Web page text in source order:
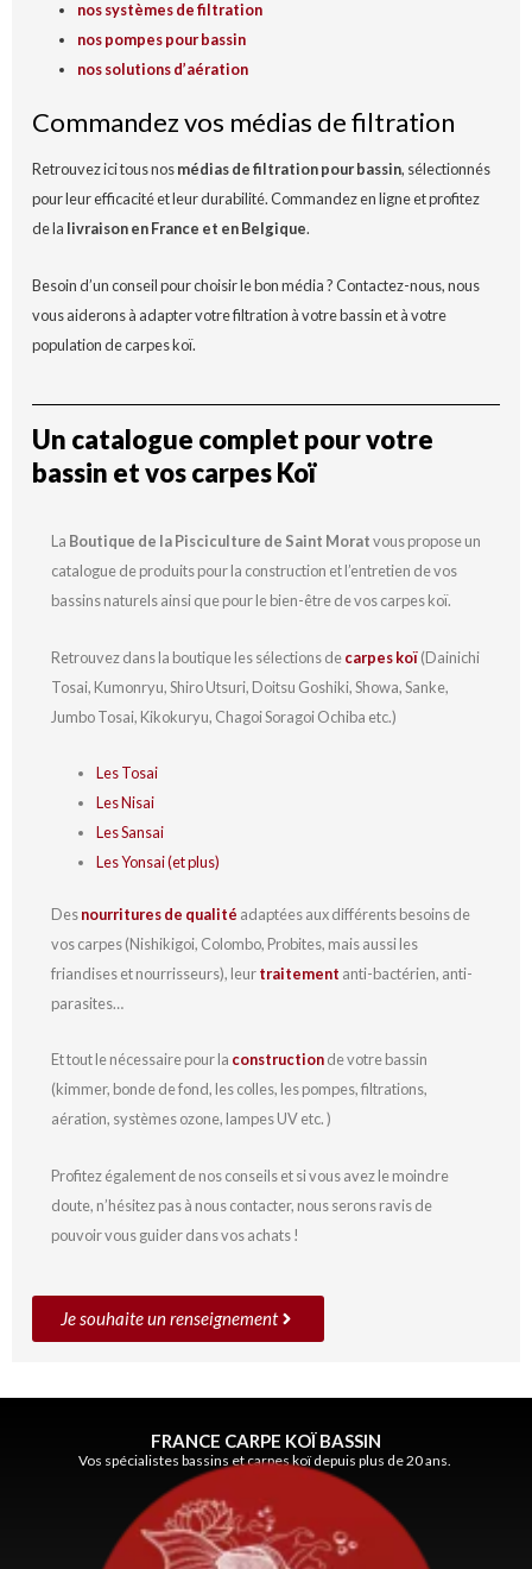
nos systèmes de filtration
nos pompes pour bassin
nos solutions d’aération
Commandez vos médias de filtration
Retrouvez ici tous nosmédias de filtration pour bassin, sélectionnés
pour leur efficacité et leur durabilité. Commandez en ligne et profitez
de la livraison en France et en Belgique.
Besoin d’un conseil pour choisir le bon média ? Contactez-nous, nous
vous aiderons à adapter votre filtration à votre bassin et à votre
population de carpes koï.
Un catalogue complet pour votre
bassin et vos carpes Koï
La Boutique de la Pisciculture de Saint Moratvous propose un
catalogue de produits pour la construction et l’entretien de vos
bassins naturels ainsi que pour le bien-être de vos carpes koï.
Retrouvez dans la boutique les sélections decarpes koï(Dainichi
Tosai, Kumonryu, Shiro Utsuri, Doitsu Goshiki, Showa, Sanke,
Jumbo Tosai, Kikokuryu, Chagoi Soragoi Ochiba etc.)
Les Tosai
Les Nisai
Les Sansai
Les Yonsai (et plus)
Desnourritures de qualité adaptées aux différents besoins de
vos carpes (Nishikigoi, Colombo, Probites, mais aussi les
friandises et nourrisseurs), leurtraitement anti-bactérien, anti-
parasites…
Et tout le nécessaire pour la constructionde votre bassin
(kimmer, bonde de fond, les colles, les pompes, filtrations,
aération, systèmes ozone, lampes UV etc. )
Profitez également de nos conseils et si vous avez le moindre
doute, n’hésitez pas à nous contacter, nous serons ravis de
pouvoir vous guider dans vos achats !
Je souhaite un renseignement
FRANCE CARPE KOÏ BASSIN
Vos spécialistes bassins et carpes koï depuis plus de 20 ans.